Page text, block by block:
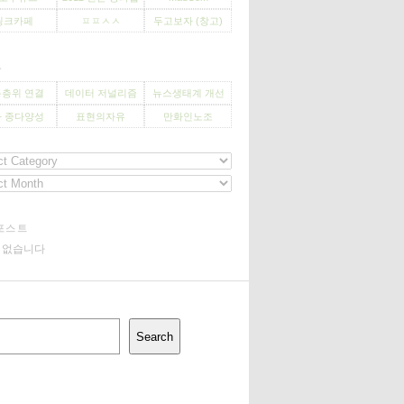
크카페 ㅍㅍㅅㅅ 두고보자 (창고)
위 연결 데이터 저널리즘 뉴스생태계 개선
종다양성 표현의자유 만화인노조
스트
없습니다
Search